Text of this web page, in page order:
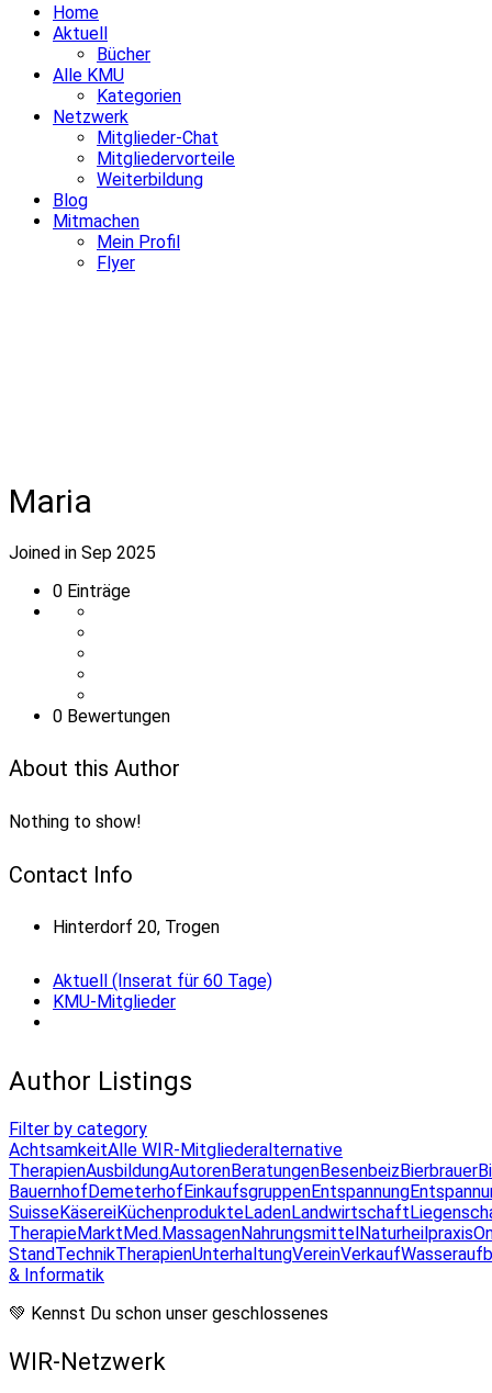
Home
Aktuell
Bücher
Alle KMU
Kategorien
Netzwerk
Mitglieder-Chat
Mitgliedervorteile
Weiterbildung
Blog
Mitmachen
Mein Profil
Flyer
Maria
Joined in Sep 2025
0 Einträge
0 Bewertungen
About this Author
Nothing to show!
Contact Info
Hinterdorf 20, Trogen
Aktuell (Inserat für 60 Tage)
KMU-Mitglieder
Author Listings
Filter by category
AchtsamkeitAlle WIR-Mitgliederalternative
TherapienAusbildungAutorenBeratungenBesenbeizBierbrauer
BauernhofDemeterhofEinkaufsgruppenEntspannung
SuisseKäsereiKüchenprodukteLadenLandwirtschaft
TherapieMarktMed.MassagenNahrungsmittelNaturheilpraxis
StandTechnikTherapienUnterhaltungVereinVerkauf
& Informatik
💚 Kennst Du schon unser geschlossenes
WIR-Netzwerk